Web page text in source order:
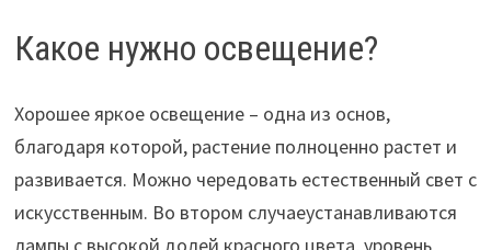
Какое нужно освещение?
Хорошее яркое освещение – одна из основ,
благодаря которой, растение полноценно растет и
развивается. Можно чередовать естественный свет с
искусственным. Во втором случаеустанавливаются